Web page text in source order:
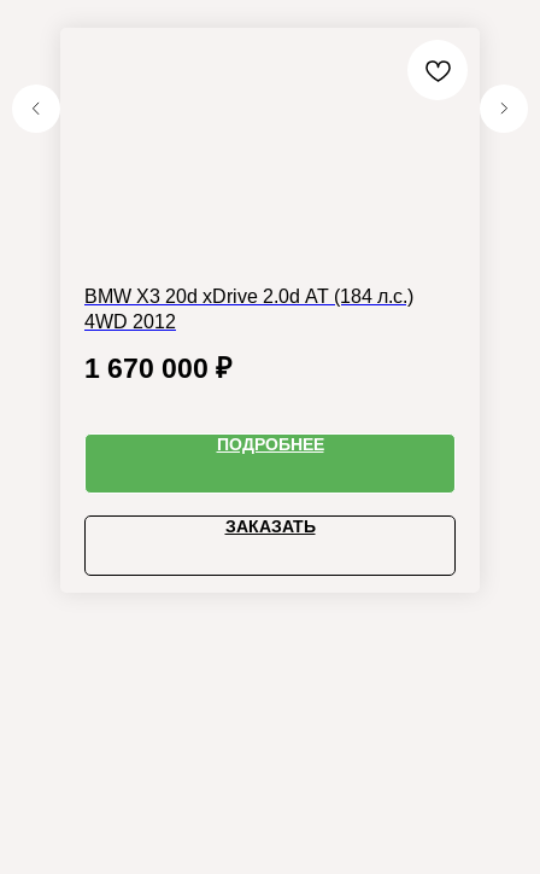
BMW X3 20d xDrive 2.0d AT (184 л.с.)
4WD 2012
1 670 000 ₽
ПОДРОБНЕЕ
ЗАКАЗАТЬ